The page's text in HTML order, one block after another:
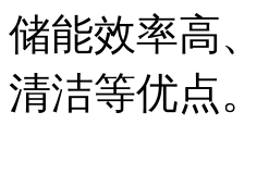
储能效率高
清洁等优点。